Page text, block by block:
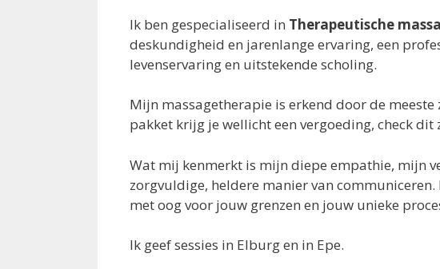
Ik ben gespecialiseerd in Therapeutische
deskundigheid en jarenlange ervaring, een
levenservaring en uitstekende scholing.
Mijn massagetherapie is erkend door de
pakket krijg je wellicht een vergoeding, check
Wat mij kenmerkt is mijn diepe empathie, mijn
zorgvuldige, heldere manier van
met oog voor jouw grenzen en jouw unieke
Ik geef sessies in Elburg en in Epe.